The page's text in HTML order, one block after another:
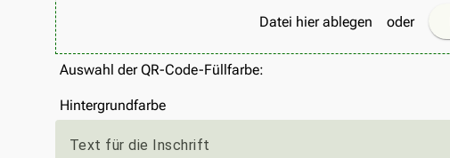
Datei hier ablegen oder
Auswahl der QR-Code-Füllfarbe:
Hintergrundfarbe
Text für die Inschrift